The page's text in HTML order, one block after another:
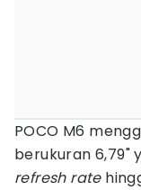
POCO M6
berukuran 6,79"
refresh rate